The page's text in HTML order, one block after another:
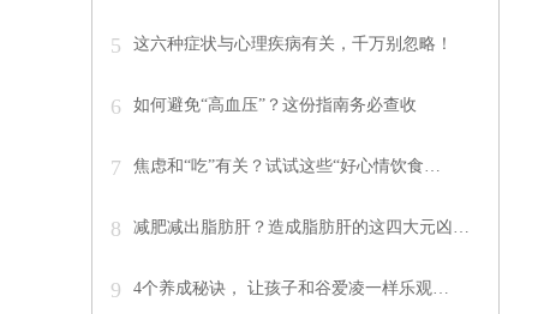
5 这六种症状与心理疾病有关，千万别忽略！
6 如何避免“高血压”？这份指南务必查收
7 焦虑和“吃”有关？试试这些“好心情饮食…
8 减肥减出脂肪肝？造成脂肪肝的这四大元凶…
9 4个养成秘诀， 让孩子和谷爱凌一样乐观…